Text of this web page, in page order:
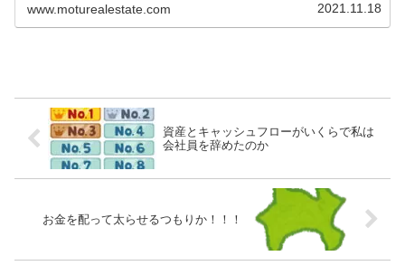
www.moturealestate.com 2021.11.18
資産とキャッシュフローがいくらで私は
会社員を辞めたのか
お金を配って太らせるつもりか！！！